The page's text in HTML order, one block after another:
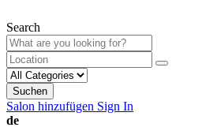
Search
Suchen
Salon hinzufügen Sign In
de